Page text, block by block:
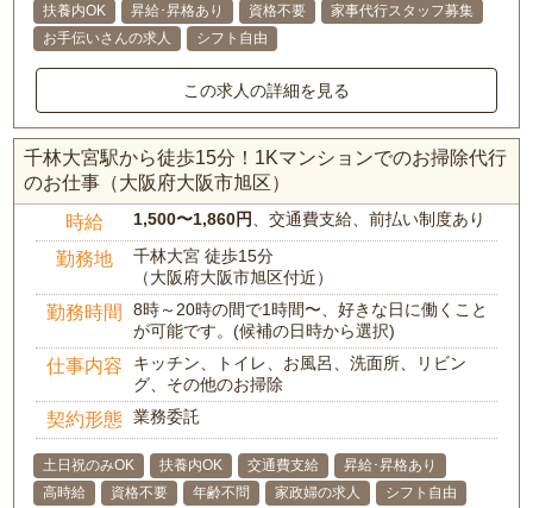
扶養内OK
昇給･昇格あり 資格不要
家事代行スタッフ募集
お手伝いさんの求人
シフト自由
この求人の詳細を見る
千林大宮駅から徒歩15分！1Kマンションでのお掃除代行
のお仕事（大阪府大阪市旭区）
時給 1,500〜1,860円 、交通費支給、前払い制度あり
勤務地
千林大宮 徒歩15分
（大阪府大阪市旭区付近）
勤務時間
8時～20時の間で1時間〜、好きな日に働くこと
が可能です。(候補の日時から選択)
仕事内容
キッチン、トイレ、お風呂、洗面所、リビン
グ、その他のお掃除
契約形態 業務委託
土日祝のみOK 扶養内OK 交通費支給
昇給･昇格あり
高時給
資格不要 年齢不問 家政婦の求人
シフト自由